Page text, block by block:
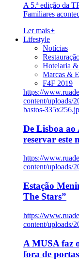
A 5.ª edição da
Familiares
Ler mais+
Lifestyle
Notícias
Hotelaria
Marcas &
F4F 2019
https://
content/uploads/
bastos-
De Lisboa ao
reservar este
https://
content/uploads/
Estação
The Stars”
https://
content/uploads/
A MUSA faz
fora de portas